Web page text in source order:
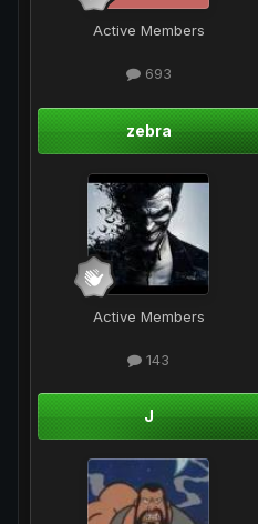
Active Members
693
zebra
Active Members
143
J